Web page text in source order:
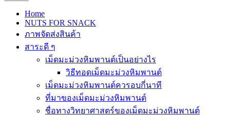
Home
NUTS FOR SNACK
ภาพจัดส่งสินค้า
สาระดี ๆ
เม็ดมะม่วงหิมพานต์เป็นอย่างไร
วิธีทอดเม็ดมะม่วงหิมพานต์
เม็ดมะม่วงหิมพานต์ควรอบกี่นาที
ที่มาของเม็ดมะม่วงหิมพานต์
ชื่อทางวิทยาศาสตร์ของเม็ดมะม่วงหิมพานต์